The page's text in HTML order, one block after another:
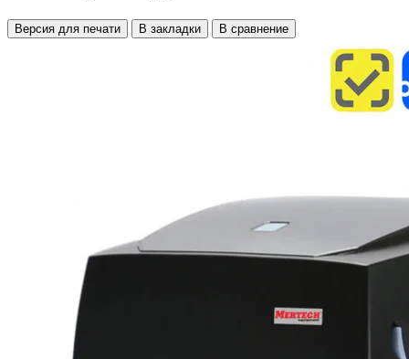
Версия для печати В закладки В сравнение